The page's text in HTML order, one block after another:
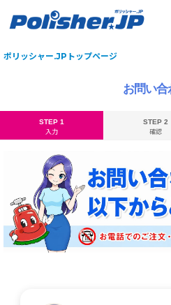
ポリッシャー.JPトップページ
お問い合
STEP 1
入力
STEP 2
確認